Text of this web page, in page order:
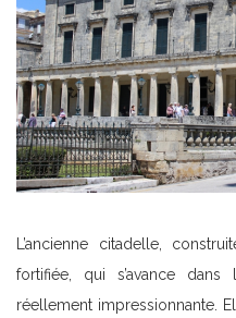
L’ancienne citadelle,
fortifiée, qui s’avance
réellement impressionnante.